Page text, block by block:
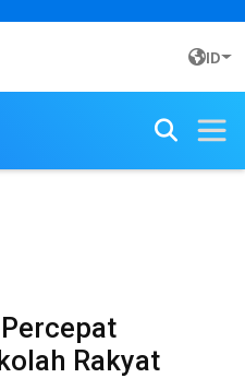
ID
Rakyat